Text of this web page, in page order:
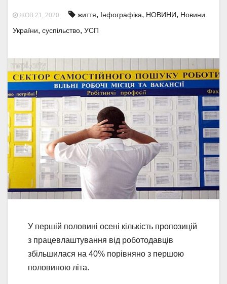
ЖОВ 21, 2020 життя, Інфографіка, НОВИНИ, Новини
України, суспільство, УСП
У першій половині осені кількість пропозицій
з працевлаштування від роботодавців
збільшилася на 40% порівняно з першою
половиною літа.